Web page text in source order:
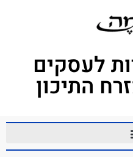
לעסקים
התיכון